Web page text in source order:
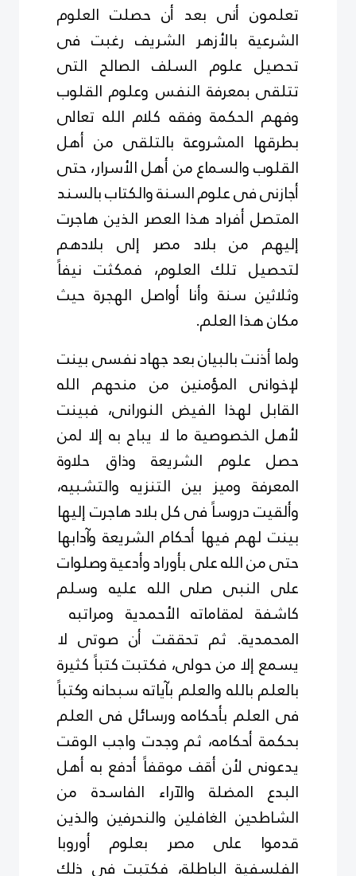
تعلمون أنى بعد أن حصلت العلوم
الشرعية بالأزهر الشريف رغبت فى
تحصيل علوم السلف الصالح التى
تتلقى بمعرفة النفس وعلوم القلوب
وفهم الحكمة وفقه كلام الله تعالى
بطرقها المشروعة بالتلقى من أهل
القلوب والسماع من أهل الأسرار، حتى
أجازنى فى علوم السنة والكتاب بالسند
المتصل أفراد هذا العصر الذين هاجرت
إليهم من بلاد مصر إلى بلادهم
لتحصيل تلك العلوم، فمكثت نيفاً
وثلاثين سنة وأنا أواصل الهجرة حيث
مكان هذا العلم.
ولما أذنت بالبيان بعد جهاد نفسى بينت
لإخوانى المؤمنين من منحهم الله
القابل لهذا الفيض النورانى، فبينت
لأهل الخصوصية ما لا يباح به إلا لمن
حصل علوم الشريعة وذاق حلاوة
المعرفة وميز بين التنزيه والتشبيه،
وألقيت دروساً فى كل بلاد هاجرت إليها
بينت لهم فيها أحكام الشريعة وآدابها
حتى من الله على بأوراد وأدعية وصلوات
على النبى صلى الله عليه وسلم
كاشفة لمقاماته الأحمدية ومراتبه
المحمدية. ثم تحققت أن صوتى لا
يسمع إلا من حولى، فكتبت كتباً كثيرة
بالعلم بالله والعلم بآياته سبحانه وكتباً
فى العلم بأحكامه ورسائل فى العلم
بحكمة أحكامه، ثم وجدت واجب الوقت
يدعونى لأن أقف موقفاً أدفع به أهل
البدع المضلة والآراء الفاسدة من
الشاطحين الغافلين والنحرفين والذين
قدموا على مصر بعلوم أوروبا
الفلسفية الباطلة، فكتبت فى ذلك